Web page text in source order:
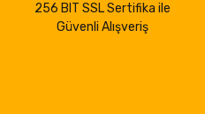
256 BIT SSL Sertifika ile
Güvenli Alışveriş